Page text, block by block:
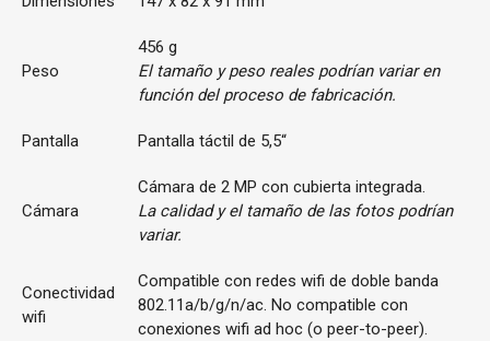
Peso
456 g
El tamaño y peso reales podrían variar en
función del proceso de fabricación.
Pantalla Pantalla táctil de 5,5“
Cámara
Cámara de 2 MP con cubierta integrada.
La calidad y el tamaño de las fotos podrían
variar.
Conectividad
wifi
Compatible con redes wifi de doble banda
802.11a/b/g/n/ac. No compatible con
conexiones wifi ad hoc (o peer-to-peer).